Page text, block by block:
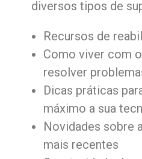
diversos tipos de
Recursos de
Como viver com
resolver
Dicas práticas
máximo a sua
Novidades sobre
mais recentes